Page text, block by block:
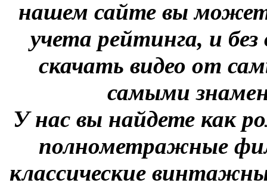
нашем сайте вы
учета рейтинга, и
скачать видео от
самыми
У нас вы найдете как
полнометражные
классические